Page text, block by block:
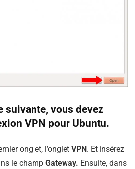
suivante, vous devez
VPN pour Ubuntu.
onglet, l’onglet VPN. Et insérez
le champ Gateway. Ensuite, dans